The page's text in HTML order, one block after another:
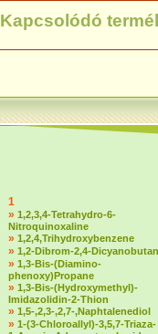
Kapcsolódó
1
» 1,2,3,4-Tetrahydro-6-
Nitroquinoxaline
» 1,2,4,Trihydroxybenzene
» 1,2-Dibrom-2,4-Dicyanobutan
» 1,3-Bis-(Diamino-
phenoxy)Propane
» 1,3-Bis-(Hydroxymethyl)-
Imidazolidin-2-Thion
» 1,5-,2,3-,2,7-,Naphtalenediol
» 1-(3-Chloroallyl)-3,5,7-Triaza-